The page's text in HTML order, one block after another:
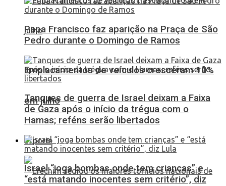
Emplacamentos de veículos cresceram 10%
em julho
Esporte
Papa Francisco faz aparição na Praça de São
Pedro durante o Domingo de Ramos
Tanques de guerra de Israel deixam a Faixa
de Gaza após o início da trégua com o
Hamas; reféns serão libertados
Israel “joga bombas onde tem crianças” e
“está matando inocentes sem critério”, diz